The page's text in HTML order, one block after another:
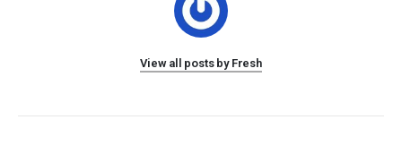
View all posts by Fresh